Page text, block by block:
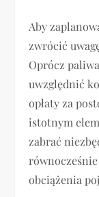
Aby
zwrócić
Oprócz
uwzględnić
opłaty za
istotnym
zabrać
obciążenia